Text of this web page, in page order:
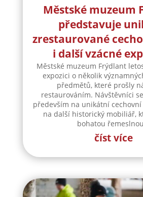
Městské muzeum
představuje
zrestaurované
i další vzácné
Městské muzeum Frýdlant
expozici o několik
předmětů, které prošly
restaurováním. Návštěvníci
především na unikátní
na další historický mobiliář,
bohatou
číst více